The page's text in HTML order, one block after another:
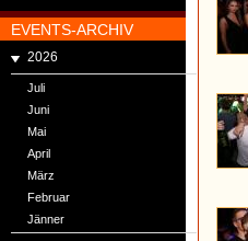
EVENTS-ARCHIV
2026
Juli
Juni
Mai
April
März
Februar
Jänner